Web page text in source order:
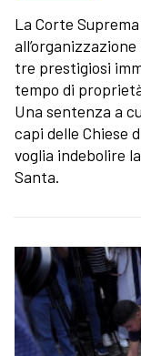
La Corte
tre prestigiosi
tempo di
Una sentenza a
capi delle Chiese
voglia indebolire
Santa.